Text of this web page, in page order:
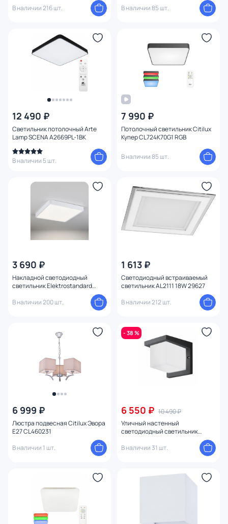
В наличии 216 шт. В наличии 85 шт.
12 490 ₽
Светильник потолочный Arte
Lamp SCENA A2669PL-1BK
В наличии 5 шт.
7 990 ₽
Потолочный светильник Citilux
Купер CL724K70G1 RGB
В наличии 85 шт.
3 690 ₽
Накладной светодиодный
светильник Elektrostandard
В наличии 200 шт.
1 613 ₽
Светодиодный встраиваемый
светильник AL2111 18W 29627
В наличии 212 шт.
6 999 ₽
Люстра подвесная Citilux Эвора
E27 CL460231
В наличии 1 шт.
- 38 %
6 550 ₽ 10 490 ₽
Уличный настенный
светодиодный светильник
В наличии 31 шт.